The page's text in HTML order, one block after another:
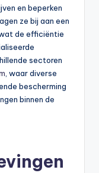
en beperken
ze bij aan een
de efficiëntie
sectoren
, waar diverse
bescherming
binnen de